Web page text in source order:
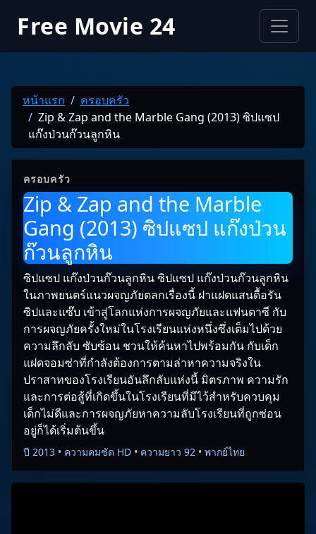
Free Movie 24
หน้าแรก
ครอบครัว
Zip & Zap and the Marble Gang (2013) ซิปแซป
แก๊งป่วนก๊วนลูกหิน
ครอบครัว
Zip & Zap and the Marble
Gang (2013) ซิปแซป แก๊งป่วน
ก๊วนลูกหิน
ซิปแซป แก๊งป่วนก๊วนลูกหิน ซิปแซป แก๊งป่วนก๊วนลูกหิน
ในภาพยนตร์แนวผจญภัยตลกเรื่องนี้ ฝาแฝดแสนดื้อรัน
ซิปและแซ๊บ เข้าสู่โลกแห่งการผจญภัยและแฟนตาซี กับ
การผจญภัยครั้งใหม่ในโรงเรียนแห่งหนึ่งซึ่งเต็มไปด้วย
ความลึกลับ ซับซ้อน ชวนให้ค้นหาไปพร้อมกัน กับเด็ก
แฝดจอมซ่าที่กำลังต้องการตามล่าหาความจริงใน
ปราสาทของโรงเรียนอันลึกลับแห่งนี้ มิตรภาพ ความรัก
และการต่อสู้ที่เกิดขึ้นในโรงเรียนที่มีไว้สำหรับควบคุม
เด็กไม่ดีและการผจญภัยหาความลับโรงเรียนที่ถูกซ่อน
อยู่ก็ได้เริ่มต้นขึ้น
ปี 2013 • ความคมชัด HD • ความยาว 92 • พากย์ไทย